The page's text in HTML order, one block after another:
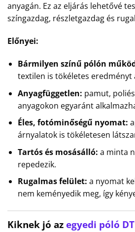
anyagán. Ez az eljárás lehetővé
színgazdag, részletgazdag és
Előnyei:
Bármilyen színű pólón
textilen is tökéletes eredményt
Anyagfüggetlen: pamut,
anyagokon egyaránt
Éles, fotóminőségű nyomat:
árnyalatok is tökéletesen
Tartós és mosásálló: a minta
repedezik.
Rugalmas felület: a nyomat
nem keményedik meg, így
Kiknek jó az egyedi póló